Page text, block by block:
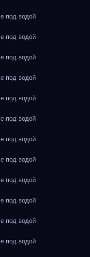
под водой
под водой
под водой
под водой
под водой
под водой
под водой
под водой
под водой
под водой
под водой
под водой